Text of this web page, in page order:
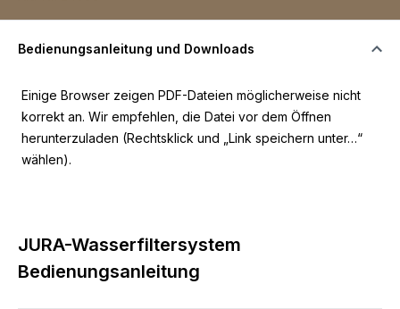
Bedienungsanleitung und Downloads
Einige Browser zeigen PDF-Dateien möglicherweise nicht
korrekt an. Wir empfehlen, die Datei vor dem Öffnen
herunterzuladen (Rechtsklick und „Link speichern unter…“
wählen).
JURA-Wasserfiltersystem
Bedienungsanleitung